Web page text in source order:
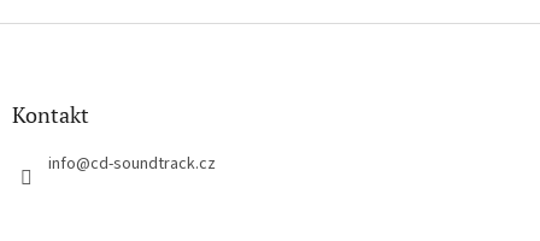
Z
Kontakt
info@cd-soundtrack.cz